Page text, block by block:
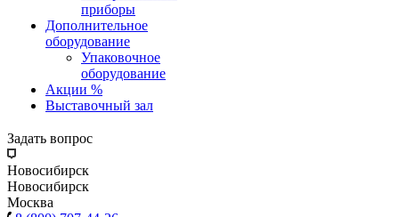
приборы
Дополнительное
оборудование
Упаковочное
оборудование
Акции %
Выставочный зал
Задать вопрос
Новосибирск
Новосибирск
Москва